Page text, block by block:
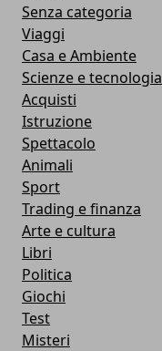
Senza categoria
Viaggi
Casa e Ambiente
Scienze e tecnologia
Acquisti
Istruzione
Spettacolo
Animali
Sport
Trading e finanza
Arte e cultura
Libri
Politica
Giochi
Test
Misteri